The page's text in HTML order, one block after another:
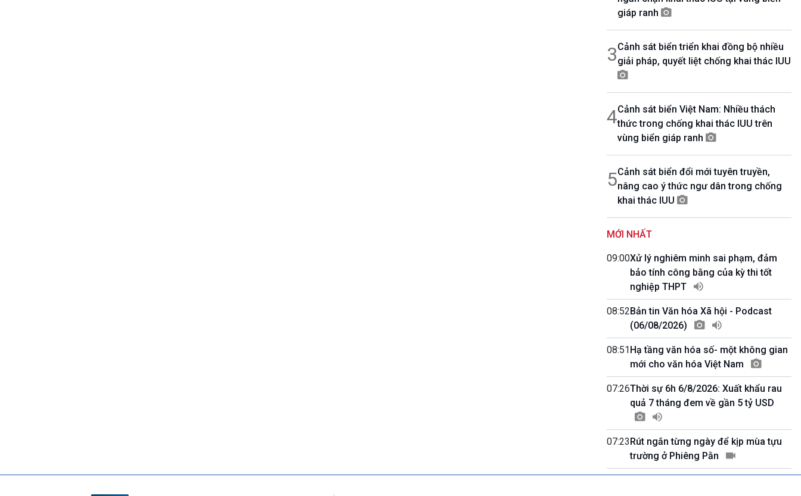
Quảng cáo
08h50-08h55
Quảng cáo
08h55-09h00
Bản tin Thời sự
09h15-09h30
Dòng chảy kinh tế
09h35-09h40
Quảng cáo
09h40-09h55
Quảng cáo
Nhập hệ VOV3
10h00-10h05
Bản tin thời sự
10h05-10h10
Quảng cáo
10h10-10h25
Dân tộc và phát triển
10h25-10h30
Quảng cáo
Vì an ninh Tổ quốc
11h00-11h05
Bản tin thể thao
11h05-11h10
Quảng cáo
11h10-11h25
Xã hội chuyển động
11h25-11h30
giáp ranh
3Cảnh sát biển triển khai đồng bộ nhiều
giải pháp, quyết liệt chống khai thác IUU
4Cảnh sát biển Việt Nam: Nhiều thách
thức trong chống khai thác IUU trên
vùng biển giáp ranh
5Cảnh sát biển đổi mới tuyên truyền,
nâng cao ý thức ngư dân trong chống
khai thác IUU
MỚI NHẤT
09:00Xử lý nghiêm minh sai phạm, đảm
bảo tính công bằng của kỳ thi tốt
nghiệp THPT
08:52Bản tin Văn hóa Xã hội - Podcast
(06/08/2026)
08:51Hạ tầng văn hóa số- một không gian
mới cho văn hóa Việt Nam
07:26Thời sự 6h 6/8/2026: Xuất khẩu rau
quả 7 tháng đem về gần 5 tỷ USD
07:23Rút ngắn từng ngày để kịp mùa tựu
trường ở Phiêng Pằn